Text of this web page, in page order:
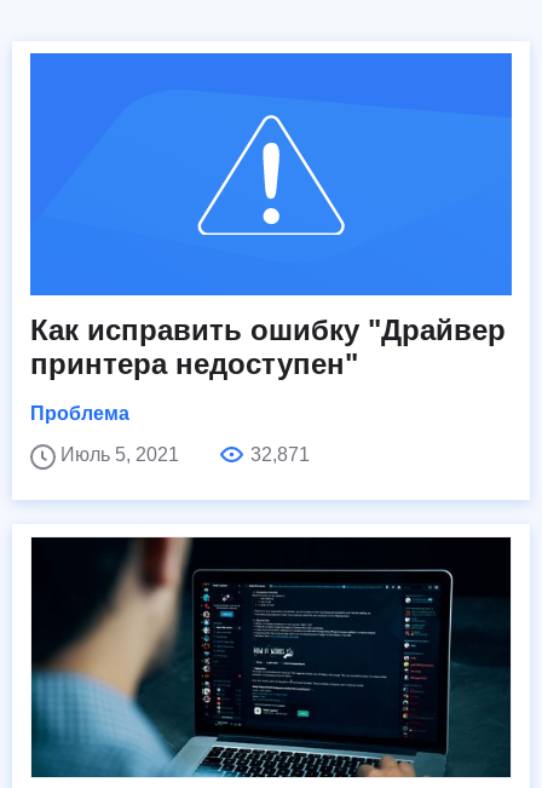
Как исправить ошибку "Драйвер
принтера недоступен"
Проблема
Июль 5, 2021
32,871